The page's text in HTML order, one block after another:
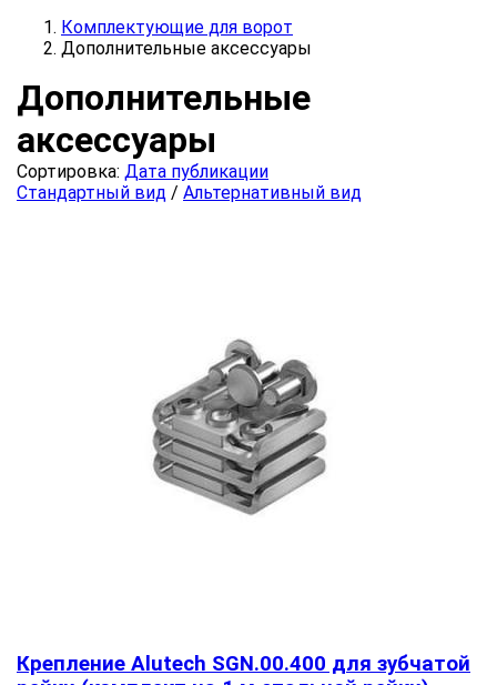
Комплектующие для ворот
Дополнительные аксессуары
Дополнительные
аксессуары
Сортировка: Дата публикации
Стандартный вид / Альтернативный вид
Крепление Alutech SGN.00.400 для зубчатой